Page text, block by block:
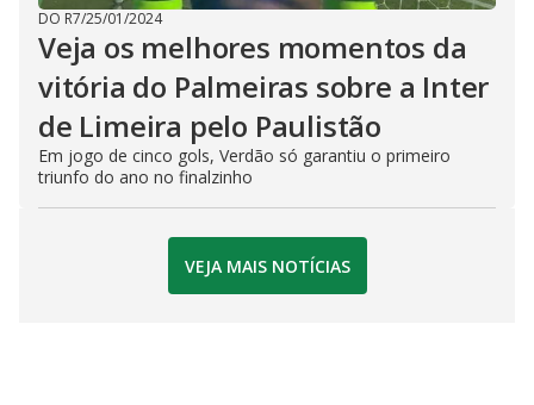
DO R7/25/01/2024
Veja os melhores momentos da
vitória do Palmeiras sobre a Inter
de Limeira pelo Paulistão
Em jogo de cinco gols, Verdão só garantiu o primeiro
triunfo do ano no finalzinho
VEJA MAIS NOTÍCIAS